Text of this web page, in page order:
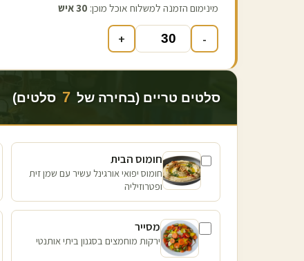
מינימום הזמנה למשלוח אוכל מוכן: 30איש
-
+
סלטים טריים (בחירה של 7 סלטים)
חומוס הבית
חומוס יפואי אורגינל עשיר עם שמן זית
ופטרוזיליה
מסייר
ירקות מוחמצים בסגנון ביתי אותנטי